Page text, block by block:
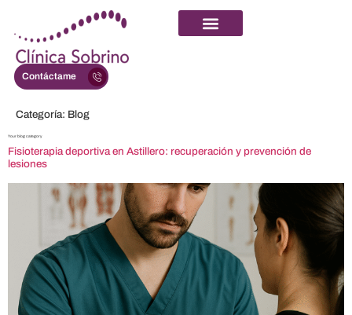
Contáctame
Categoría: Blog
Your blog category
Fisioterapia deportiva en Astillero: recuperación y prevención de
lesiones